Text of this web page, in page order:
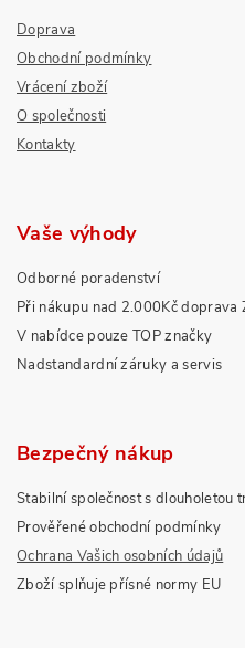
Doprava
Obchodní podmínky
Vrácení zboží
O společnosti
Kontakty
Vaše výhody
Odborné poradenství
Při nákupu nad 2.000Kč doprava
V nabídce pouze TOP značky
Nadstandardní záruky a servis
Bezpečný nákup
Stabilní společnost s dlouholetou
Prověřené obchodní podmínky
Ochrana Vašich osobních údajů
Zboží splňuje přísné normy EU